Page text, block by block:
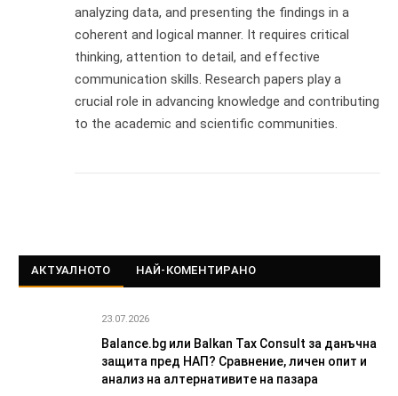
analyzing data, and presenting the findings in a
coherent and logical manner. It requires critical
thinking, attention to detail, and effective
communication skills. Research papers play a
crucial role in advancing knowledge and contributing
to the academic and scientific communities.
АКТУАЛНОТО НАЙ-КОМЕНТИРАНО
23.07.2026
Balance.bg или Balkan Tax Consult за данъчна
защита пред НАП? Сравнение, личен опит и
анализ на алтернативите на пазара